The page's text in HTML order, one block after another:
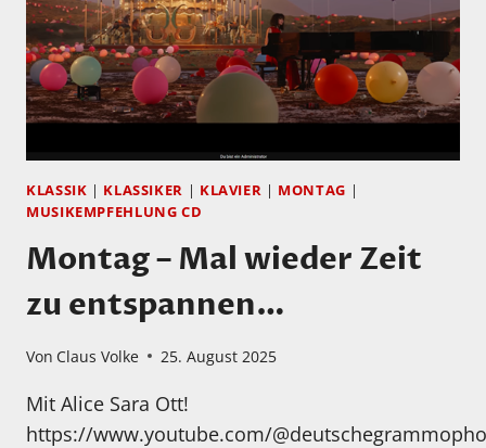
KLASSIK | KLASSIKER | KLAVIER | MONTAG |
MUSIKEMPFEHLUNG CD
Montag – Mal wieder Zeit
zu entspannen…
Von Claus Volke 25. August 2025
Mit Alice Sara Ott!
https://www.youtube.com/